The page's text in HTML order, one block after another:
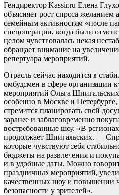
Гендиректор Kassir.ru Елена
объясняет рост спроса желанием
семейным активностям «после
спецоперации, когда были
целом чувствовалась некая
обращает внимание на
репертуара мероприятий.
Отрасль сейчас находится в
омбудсмен в сфере организации
мероприятий Ольга
особенно в Москве и
стремится планировать свой
заранее и заблаговременно
востребованные шоу. «В
продолжает Шпигальских. —
которые чувствуют себя
бюджеты на развлечения и
и в удобные даты. Можно
праздничных мероприятий,
качественных шоу и повышении
безопасности у зрителей».